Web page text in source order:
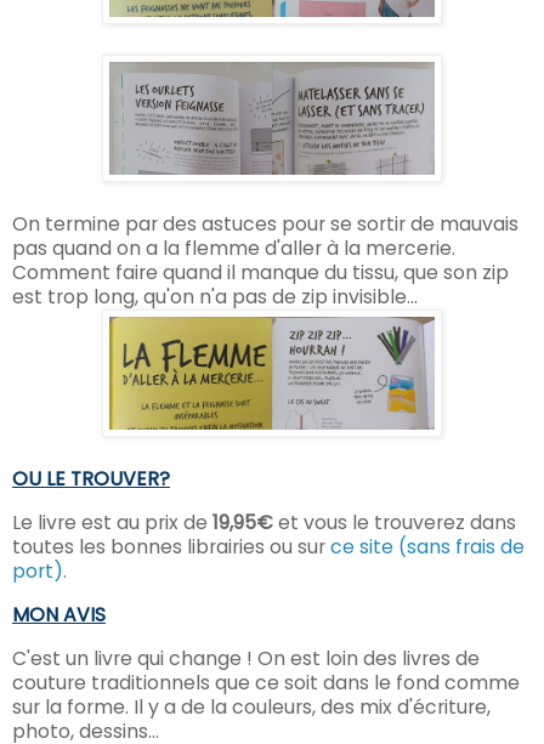
On termine par des astuces pour se sortir de mauvais
pas quand on a la flemme d'aller à la mercerie.
Comment faire quand il manque du tissu, que son zip
est trop long, qu'on n'a pas de zip invisible...
OU LE TROUVER?
Le livre est au prix de 19,95€et vous le trouverez dans
toutes les bonnes librairies ou surce site (sans frais de
port).
MON AVIS
C'est un livre qui change ! On est loin des livres de
couture traditionnels que ce soit dans le fond comme
sur la forme. Il y a de la couleurs, des mix d'écriture,
photo, dessins...